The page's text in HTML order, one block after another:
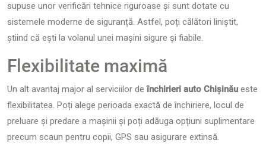
supuse unor verificări tehnice riguroase și sunt dotate cu
sistemele moderne de siguranță. Astfel, poți călători liniștit,
știind că ești la volanul unei mașini sigure și fiabile.
Flexibilitate maximă
Un alt avantaj major al serviciilor deînchirieri auto Chișinău este
flexibilitatea. Poți alege perioada exactă de închiriere, locul de
preluare și predare a mașinii și poți adăuga opțiuni suplimentare
precum scaun pentru copii, GPS sau asigurare extinsă.